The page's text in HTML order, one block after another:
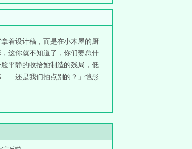
着设计稿，而是在小木屋的厨
这你就不知道了，你们姜总什
平静的收拾她制造的残局，低
……还是我们拍点别的？」恺彤